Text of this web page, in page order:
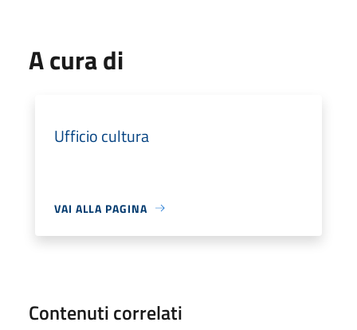
A cura di
Ufficio cultura
VAI ALLA PAGINA
Contenuti correlati